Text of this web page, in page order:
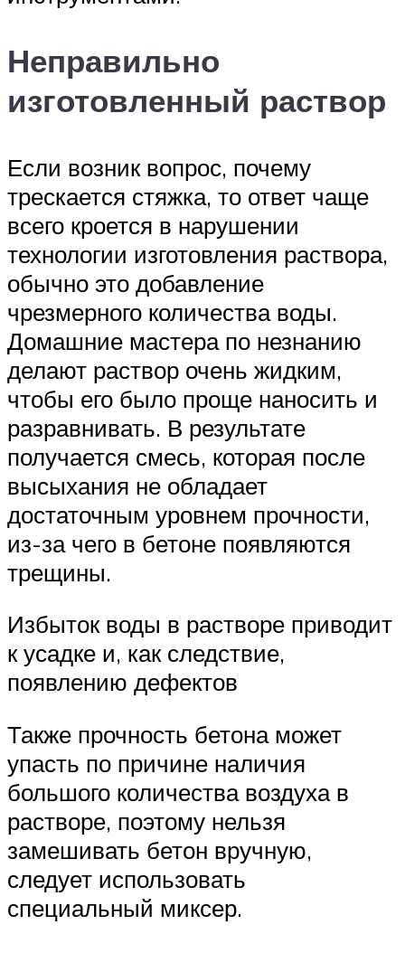
Неправильно
изготовленный раствор
Если возник вопрос, почему
трескается стяжка, то ответ чаще
всего кроется в нарушении
технологии изготовления раствора,
обычно это добавление
чрезмерного количества воды.
Домашние мастера по незнанию
делают раствор очень жидким,
чтобы его было проще наносить и
разравнивать. В результате
получается смесь, которая после
высыхания не обладает
достаточным уровнем прочности,
из-за чего в бетоне появляются
трещины.
Избыток воды в растворе приводит
к усадке и, как следствие,
появлению дефектов
Также прочность бетона может
упасть по причине наличия
большого количества воздуха в
растворе, поэтому нельзя
замешивать бетон вручную,
следует использовать
специальный миксер.